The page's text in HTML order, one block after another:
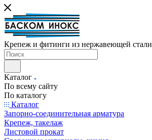
Крепеж и фитинги из нержавеющей стали
Каталог
По всему сайту
По каталогу
Каталог
Запорно-соединительная арматура
Крепеж, такелаж
Листовой прокат